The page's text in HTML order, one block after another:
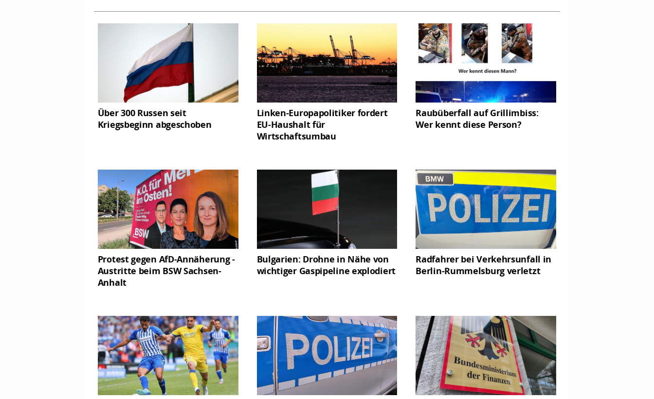
Über 300 Russen seit
Kriegsbeginn abgeschoben
Linken-Europapolitiker fordert
EU-Haushalt für
Wirtschaftsumbau
Raubüberfall auf Grillimbiss:
Wer kennt diese Person?
Protest gegen AfD-Annäherung -
Austritte beim BSW Sachsen-
Anhalt
Bulgarien: Drohne in Nähe von
wichtiger Gaspipeline explodiert
Radfahrer bei Verkehrsunfall in
Berlin-Rummelsburg verletzt